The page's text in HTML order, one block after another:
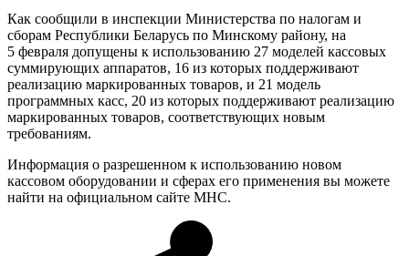
Как сообщили в инспекции Министерства по налогам и
сборам Республики Беларусь по Минскому району, на
5 февраля допущены к использованию 27 моделей кассовых
суммирующих аппаратов, 16 из которых поддерживают
реализацию маркированных товаров, и 21 модель
программных касс, 20 из которых поддерживают реализацию
маркированных товаров, соответствующих новым
требованиям.
Информация о разрешенном к использованию новом
кассовом оборудовании и сферах его применения вы можете
найти на официальном сайте МНС.